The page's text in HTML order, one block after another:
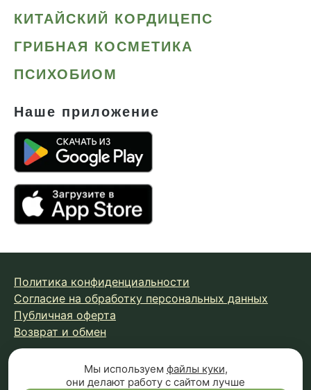
КИТАЙСКИЙ КОРДИЦЕПС
ГРИБНАЯ КОСМЕТИКА
ПСИХОБИОМ
Наше приложение
Политика конфиденциальности
Согласие на обработку персональных данных
Публичная оферта
Возврат и обмен
© 2026 Fungiline — зарегистрированная торговая марка.
Мы используем файлы куки,
они делают работу с сайтом лучше